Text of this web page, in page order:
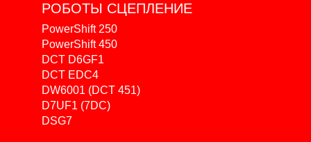
РОБОТЫ СЦЕПЛЕНИЕ
PowerShift 250
PowerShift 450
DCT D6GF1
DCT EDC4
DW6001 (DCT 451)
D7UF1 (7DC)
DSG7